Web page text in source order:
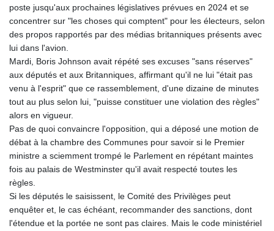
poste jusqu'aux prochaines législatives prévues en 2024 et se
concentrer sur "les choses qui comptent" pour les électeurs, selon
des propos rapportés par des médias britanniques présents avec
lui dans l'avion.
Mardi, Boris Johnson avait répété ses excuses "sans réserves"
aux députés et aux Britanniques, affirmant qu'il ne lui "était pas
venu à l'esprit" que ce rassemblement, d'une dizaine de minutes
tout au plus selon lui, "puisse constituer une violation des règles"
alors en vigueur.
Pas de quoi convaincre l'opposition, qui a déposé une motion de
débat à la chambre des Communes pour savoir si le Premier
ministre a sciemment trompé le Parlement en répétant maintes
fois au palais de Westminster qu'il avait respecté toutes les
règles.
Si les députés le saisissent, le Comité des Privilèges peut
enquêter et, le cas échéant, recommander des sanctions, dont
l'étendue et la portée ne sont pas claires. Mais le code ministériel